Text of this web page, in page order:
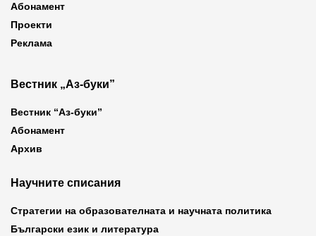
Абонамент
Проекти
Реклама
Вестник „Аз-буки”
Вестник “Аз-буки”
Абонамент
Архив
Научните списания
Стратегии на образователната и научната политика
Български език и литература